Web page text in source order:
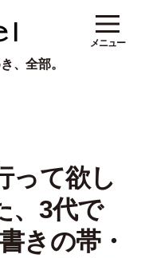
、全部。
メニュー
って欲し
、3代で
きの帯・